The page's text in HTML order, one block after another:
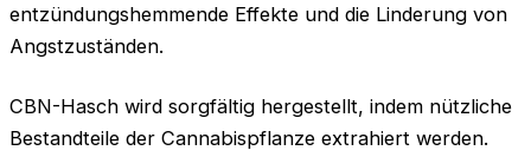
entzündungshemmende Effekte und die Linderung von
Angstzuständen.
CBN-Hasch wird sorgfältig hergestellt, indem nützliche
Bestandteile der Cannabispflanze extrahiert werden.